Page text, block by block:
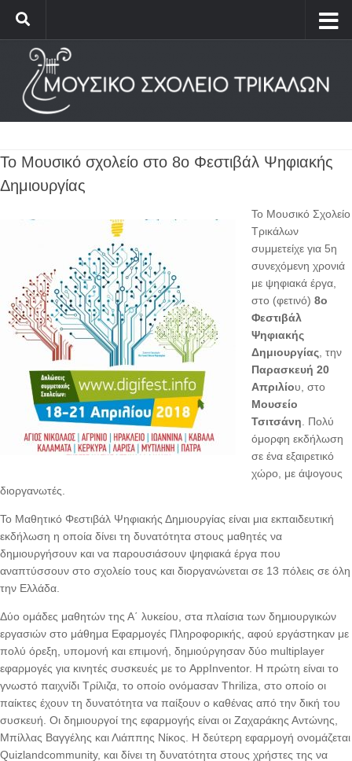
Το Μουσικό σχολείο στο 8ο Φεστιβάλ Ψηφιακής
Δημιουργίας
Το Μουσικό Σχολείο
Τρικάλων
συμμετείχε για 5η
συνεχόμενη χρονιά
με ψηφιακά έργα,
στο (φετινό) 8ο
Φεστιβάλ
Ψηφιακής
Δημιουργίας , την
Παρασκευή 20
Απριλίου, στο
Μουσείο
Τσιτσάνη . Πολύ
όμορφη εκδήλωση
σε ένα εξαιρετικό
χώρο, με άψογους
διοργανωτές.
Το Μαθητικό Φεστιβάλ Ψηφιακής Δημιουργίας είναι μια εκπαιδευτική
εκδήλωση η οποία δίνει τη δυνατότητα στους μαθητές να
δημιουργήσουν και να παρουσιάσουν ψηφιακά έργα που
αναπτύσσουν στο σχολείο τους και διοργανώνεται σε 13 πόλεις σε όλη
την Ελλάδα.
Δύο ομάδες μαθητών της Α΄ λυκείου, στα πλαίσια των δημιουργικών
εργασιών στο μάθημα Εφαρμογές Πληροφορικής, αφού εργάστηκαν με
πολύ όρεξη, υπομονή και επιμονή, δημιούργησαν δύο multiplayer
εφαρμογές για κινητές συσκευές με το AppInventor. H πρώτη είναι το
γνωστό παιχνίδι Τρίλιζα, το οποίο ονόμασαν Thriliza, στο οποίο οι
παίκτες έχουν τη δυνατότητα να παίξουν ο καθένας από την δική του
συσκευή. Οι δημιουργοί της εφαρμογής είναι οι Ζαχαράκης Αντώνης,
Μπίλλας Βαγγέλης και Λιάππης Νίκος. Η δεύτερη εφαρμογή ονομάζεται
Quizlandcommunity, και δίνει τη δυνατότητα στους χρήστες της να